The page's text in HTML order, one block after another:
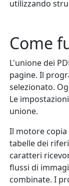
utilizzando
Come
L'unione dei
pagine. Il
selezionato.
Le
unione.
Il motore copia
tabelle dei
caratteri
flussi di
combinate. I